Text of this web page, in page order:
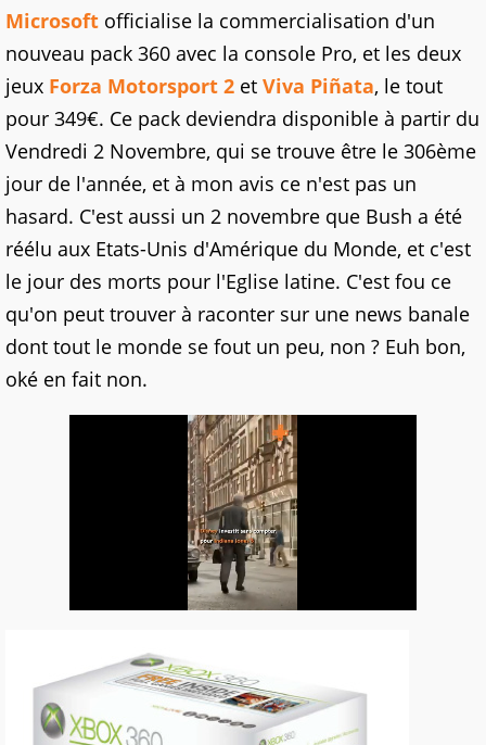
Microsoft officialise la commercialisation d'un
nouveau pack 360 avec la console Pro, et les deux
jeux Forza Motorsport 2 et Viva Piñata, le tout
pour 349€. Ce pack deviendra disponible à partir du
Vendredi 2 Novembre, qui se trouve être le 306ème
jour de l'année, et à mon avis ce n'est pas un
hasard. C'est aussi un 2 novembre que Bush a été
réélu aux Etats-Unis d'Amérique du Monde, et c'est
le jour des morts pour l'Eglise latine. C'est fou ce
qu'on peut trouver à raconter sur une news banale
dont tout le monde se fout un peu, non ? Euh bon,
oké en fait non.